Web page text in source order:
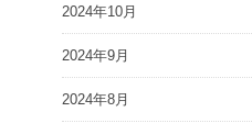
2024年10月
2024年9月
2024年8月